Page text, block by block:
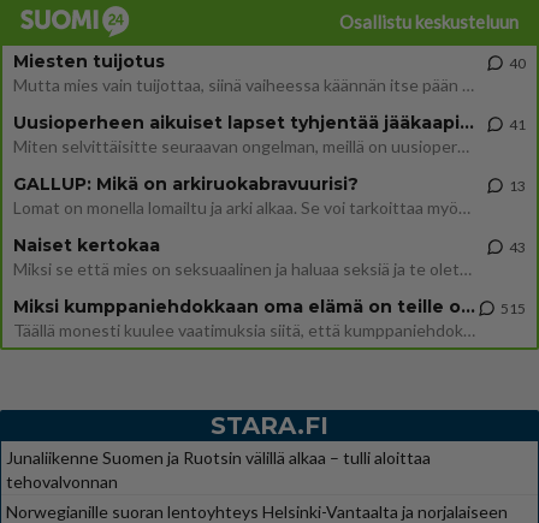
Osallistu keskusteluun
Miesten tuijotus
Mutta mies vain tuijottaa, siinä vaiheessa käännän itse pään pois. Mikä juttu? Yleensä jos joku tuijottaa tai katsoo, hä
40
Uusioperheen aikuiset lapset tyhjentää jääkaapin käydessään
Miten selvittäisitte seuraavan ongelman, meillä on uusioperhe, minulla teini-ikäiset lapset ja puolisolla aikuiset, jotk
41
GALLUP: Mikä on arkiruokabravuurisi?
Lomat on monella lomailtu ja arki alkaa. Se voi tarkoittaa myös sitä, että grillailut on grillattu ja palataan arjen ruo
13
Naiset kertokaa
Miksi se että mies on seksuaalinen ja haluaa seksiä ja te olette hänen mielestänne haluttava on vastenmielistä? Mikä sii
43
Miksi kumppaniehdokkaan oma elämä on teille ongelma?
Täällä monesti kuulee vaatimuksia siitä, että kumppaniehdokkaalla ei saisi olla lemmikkejä, lapsia, kavereita, eksiä, su
515
STARA.FI
Junaliikenne Suomen ja Ruotsin välillä alkaa – tulli aloittaa
tehovalvonnan
Norwegianille suoran lentoyhteys Helsinki-Vantaalta ja norjalaiseen